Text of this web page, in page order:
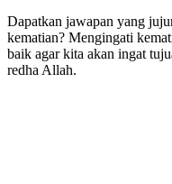
Dapatkan jawapan yang
kematian? Mengingati
baik agar kita akan ingat
redha Allah.